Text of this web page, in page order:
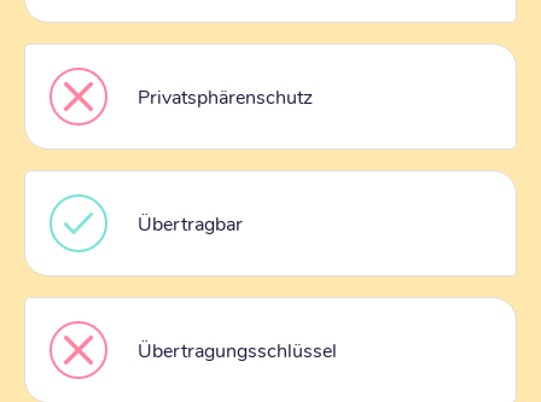
Privatsphärenschutz
Übertragbar
Übertragungsschlüssel